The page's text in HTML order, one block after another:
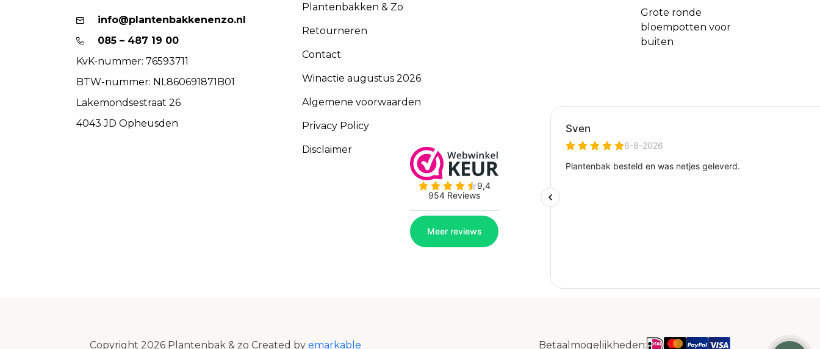
info@plantenbakkenenzo.nl
085 – 487 19 00
KvK-nummer: 76593711
BTW-nummer: NL860691871B01
Lakemondsestraat 26
4043 JD Opheusden
Plantenbakken & Zo
Retourneren
Contact
Winactie augustus 2026
Algemene voorwaarden
Privacy Policy
Disclaimer
Grote ronde
bloempotten voor
buiten
Copyright 2026 Plantenbak & zo Created by emarkable Betaalmogelijkheden: